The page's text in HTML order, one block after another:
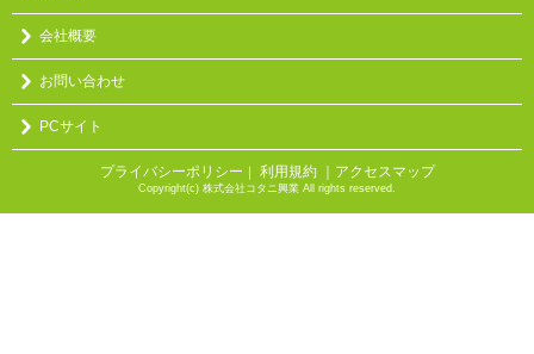
会社概要
お問い合わせ
PCサイト
プライバシーポリシー ｜ 利用規約 ｜アクセスマップ
Copyright(c) 株式会社コタニ興業 All rights reserved.